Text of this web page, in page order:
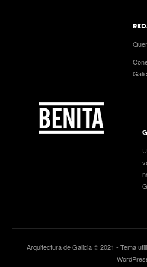
Arquitectura de Galicia © 2021 - Tema